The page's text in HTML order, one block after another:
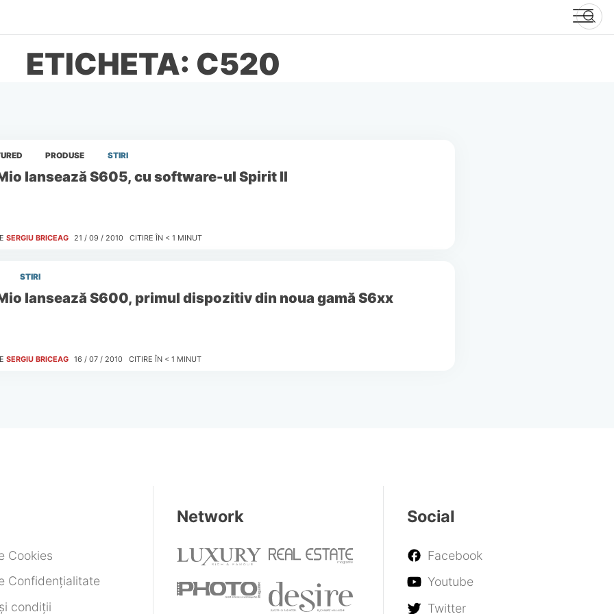
ETICHETA: C520
PRODUSE STIRI
lansează S605, cu software-ul Spirit II
SERGIU BRICEAG 21 / 09 / 2010 CITIRE ÎN < 1 MINUT
STIRI
lansează S600, primul dispozitiv din noua gamă S6xx
SERGIU BRICEAG 16 / 07 / 2010 CITIRE ÎN < 1 MINUT
Cookies
Confidențialitate
condiții
Network Social
Facebook
Youtube
Twitter